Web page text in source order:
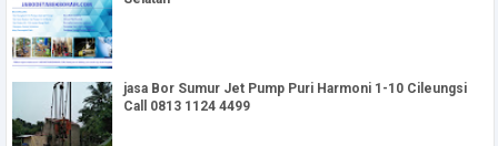
jasa Bor Sumur Jet Pump Puri Harmoni 1-10 Cileungsi
Call 0813 1124 4499